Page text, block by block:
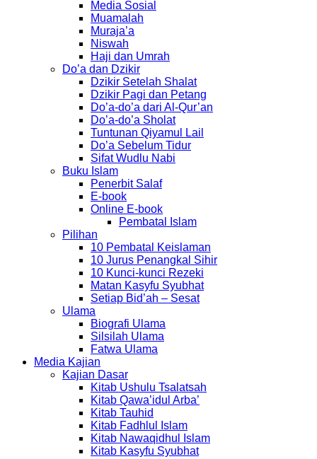
Media Sosial
Muamalah
Muraja’a
Niswah
Haji dan Umrah
Do’a dan Dzikir
Dzikir Setelah Shalat
Dzikir Pagi dan Petang
Do’a-do’a dari Al-Qur’an
Do’a-do’a Sholat
Tuntunan Qiyamul Lail
Do’a Sebelum Tidur
Sifat Wudlu Nabi
Buku Islam
Penerbit Salaf
E-book
Online E-book
Pembatal Islam
Pilihan
10 Pembatal Keislaman
10 Jurus Penangkal Sihir
10 Kunci-kunci Rezeki
Matan Kasyfu Syubhat
Setiap Bid’ah – Sesat
Ulama
Biografi Ulama
Silsilah Ulama
Fatwa Ulama
Media Kajian
Kajian Dasar
Kitab Ushulu Tsalatsah
Kitab Qawa’idul Arba’
Kitab Tauhid
Kitab Fadhlul Islam
Kitab Nawaqidhul Islam
Kitab Kasyfu Syubhat